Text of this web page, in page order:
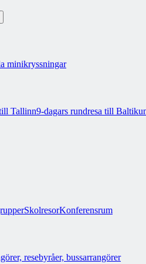
minikryssningar
Tallinn9-dagars rundresa till
SkolresorKonferensrum
resebyråer, bussarrangörer